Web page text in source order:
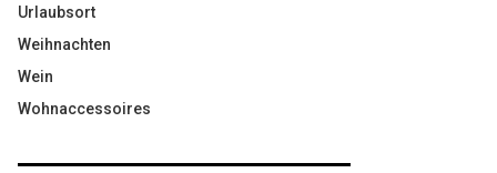
Urlaubsort
Weihnachten
Wein
Wohnaccessoires